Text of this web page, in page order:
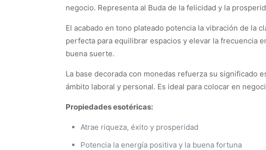
negocio. Representa al Buda de la felicidad y la
El acabado en tono plateado potencia la vibración de la
perfecta para equilibrar espacios y elevar la frecuencia
buena suerte.
La base decorada con monedas refuerza su significado
ámbito laboral y personal. Es ideal para colocar en
Propiedades esotéricas:
Atrae riqueza, éxito y prosperidad
Potencia la energía positiva y la buena fortuna